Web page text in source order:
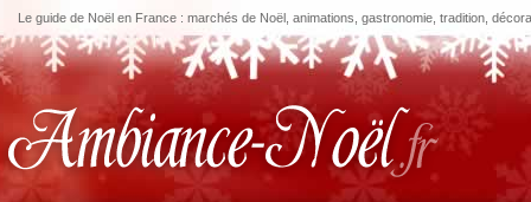
Le guide de Noël en France : marchés de Noël, animations, gastronomie, tradition,